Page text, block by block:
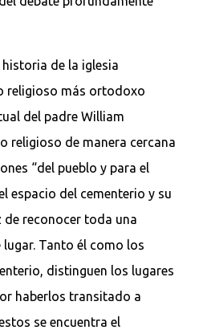
de la iglesia
religioso más ortodoxo
del padre William
religioso de manera cercana
“del pueblo y para el
espacio del cementerio y su
reconocer toda una
Tanto él como los
distinguen los lugares
haberlos transitado a
se encuentra el